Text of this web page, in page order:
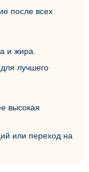
после всех
и жира.
лучшего
высокая
или переход на